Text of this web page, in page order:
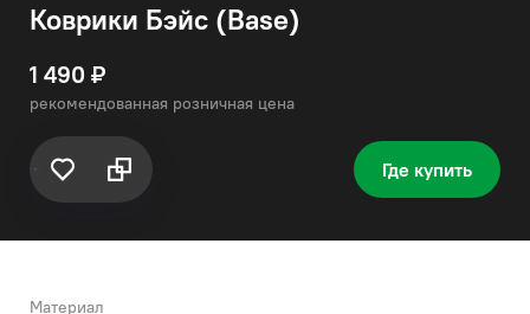
Коврики Бэйс (Base)
1 490 ₽
рекомендованная розничная цена
Где купить
Материал